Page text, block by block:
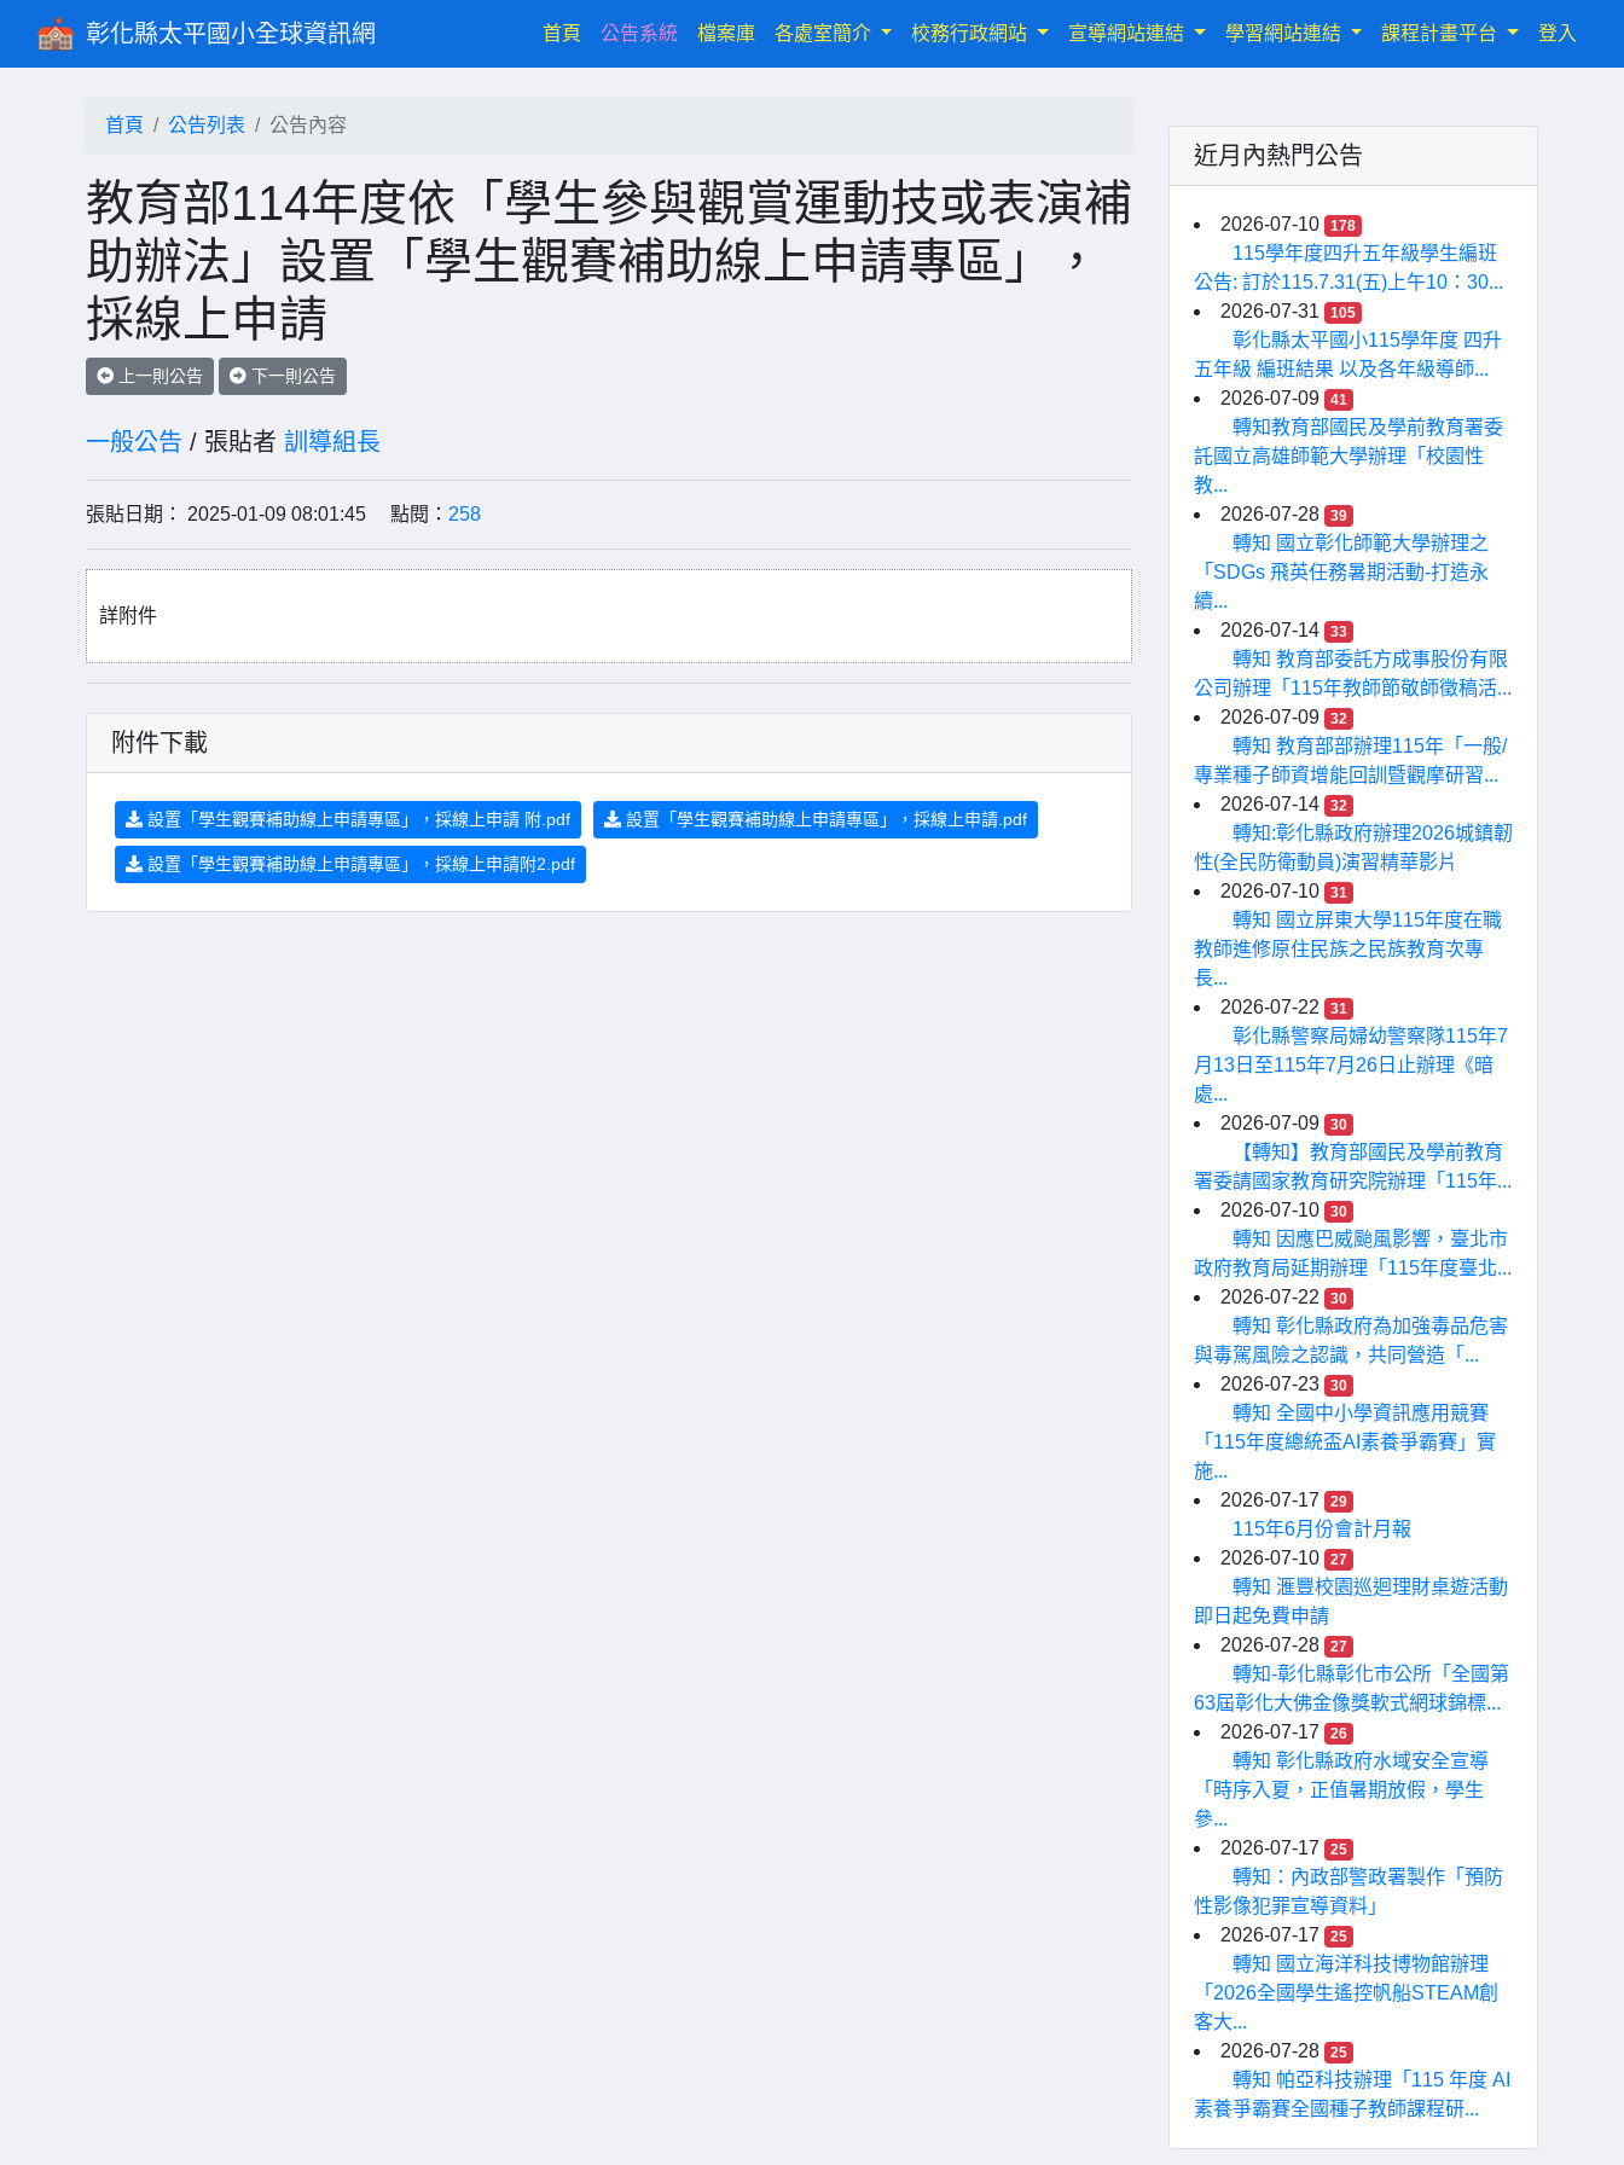
彰化縣太平國小全球資訊網 首頁(current)
公告系統 檔案庫 各處室簡介 校務行政網站 宣導網站連結 學習網站連結 課程計畫平台 登入
首頁 公告列表 公告內容
教育部114年度依「學生參與觀賞運動技或表演補
助辦法」設置「學生觀賽補助線上申請專區」，
採線上申請
上一則公告 下一則公告
一般公告 / 張貼者 訓導組長
張貼日期： 2025-01-09 08:01:45 點閱： 258
詳附件
附件下載
設置「學生觀賽補助線上申請專區」，採線上申請 附.pdf 設置「學生觀賽補助線上申請專區」，採線上申請.pdf
設置「學生觀賽補助線上申請專區」，採線上申請附2.pdf
近月內熱門公告
2026-07-10 178
115學年度四升五年級學生編班
公告: 訂於115.7.31(五)上午10：30...
2026-07-31
105
彰化縣太平國小115學年度 四升
五年級 編班結果 以及各年級導師...
2026-07-09
41
轉知教育部國民及學前教育署委
託國立高雄師範大學辦理「校園性
教...
2026-07-28
39
轉知 國立彰化師範大學辦理之
「SDGs 飛英任務暑期活動-打造永
續...
2026-07-14
33
轉知 教育部委託方成事股份有限
公司辦理「115年教師節敬師徵稿活...
2026-07-09
32
轉知 教育部部辦理115年「一般/
專業種子師資增能回訓暨觀摩研習...
2026-07-14
32
轉知:彰化縣政府辦理2026城鎮韌
性(全民防衛動員)演習精華影片
2026-07-10
31
轉知 國立屏東大學115年度在職
教師進修原住民族之民族教育次專
長...
2026-07-22
31
彰化縣警察局婦幼警察隊115年7
月13日至115年7月26日止辦理《暗
處...
2026-07-09
30
【轉知】教育部國民及學前教育
署委請國家教育研究院辦理「115年...
2026-07-10
30
轉知 因應巴威颱風影響，臺北市
政府教育局延期辦理「115年度臺北...
2026-07-22
30
轉知 彰化縣政府為加強毒品危害
與毒駕風險之認識，共同營造「...
2026-07-23
30
轉知 全國中小學資訊應用競賽
「115年度總統盃AI素養爭霸賽」實
施...
2026-07-17
29
115年6月份會計月報
2026-07-10
27
轉知 滙豐校園巡迴理財桌遊活動
即日起免費申請
2026-07-28
27
轉知-彰化縣彰化市公所「全國第
63屆彰化大佛金像獎軟式網球錦標...
2026-07-17
26
轉知 彰化縣政府水域安全宣導
「時序入夏，正值暑期放假，學生
參...
2026-07-17
25
轉知：內政部警政署製作「預防
性影像犯罪宣導資料」
2026-07-17
25
轉知 國立海洋科技博物館辦理
「2026全國學生遙控帆船STEAM創
客大...
2026-07-28
25
轉知 帕亞科技辦理「115 年度 AI
素養爭霸賽全國種子教師課程研...